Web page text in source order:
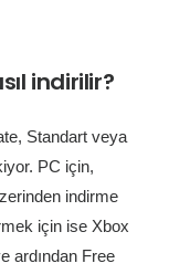
indirilir?
Standart veya
PC için,
indirme
için ise Xbox
ardından Free